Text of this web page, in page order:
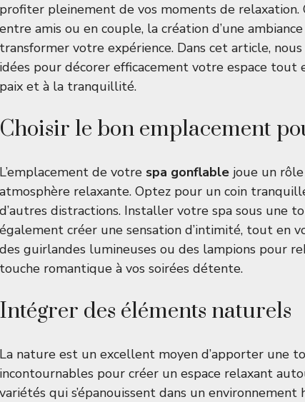
profiter pleinement de vos moments de
entre amis ou en couple, la création d’une
transformer votre expérience. Dans cet article,
idées pour décorer efficacement votre espace tout
paix et à la tranquillité.
Choisir le bon emplacement
L’emplacement de votre spa gonflable joue un rôle
atmosphère relaxante. Optez pour un coin
d’autres distractions. Installer votre spa sous une
également créer une sensation d’intimité, tout en
des guirlandes lumineuses ou des lampions pour
touche romantique à vos soirées détente.
Intégrer des éléments naturels
La nature est un excellent moyen d’apporter une
incontournables pour créer un espace relaxant
variétés qui s’épanouissent dans un